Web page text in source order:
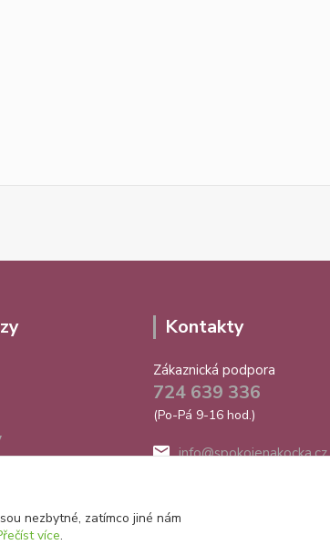
Kontakty
Zákaznická podpora
724 639 336
(Po-Pá 9-16 hod.)
info@spokojenakocka.cz
nezbytné, zatímco jiné nám
více.